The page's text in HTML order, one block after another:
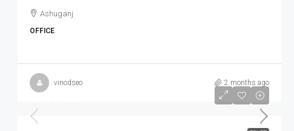
Ashuganj
OFFICE
vinodseo 2 months ago